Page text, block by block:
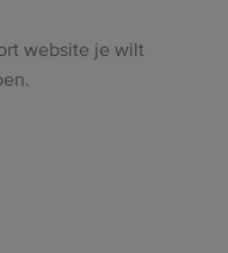
website je wilt